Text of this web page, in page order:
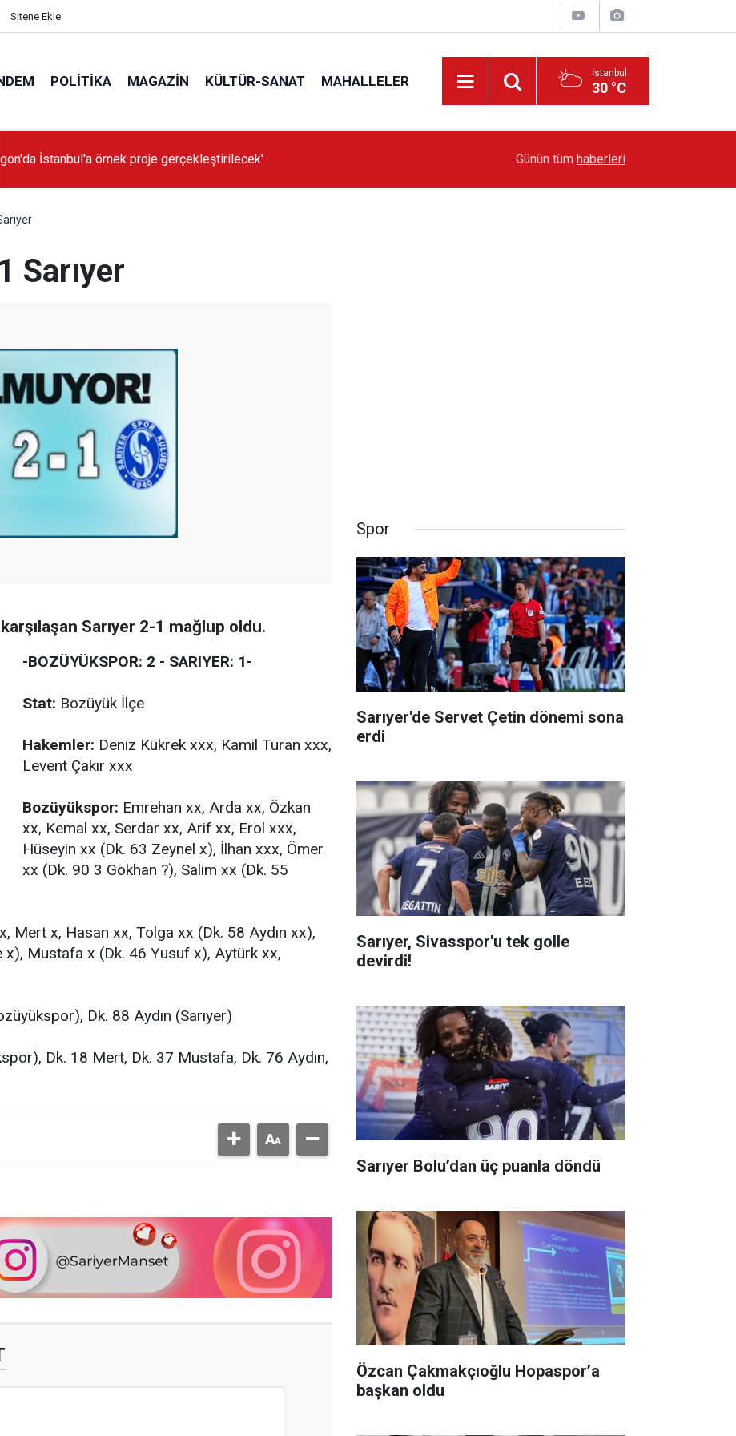
Sitene Ekle
POLITIKA MAGAZIN KÜLTÜR-SANAT MAHALLELER İstanbul
30 °C
İstanbul'a örnek proje gerçekleştirilecek' Sarıyer’de Edebiyat Rüzgârı Esecek
Günün tüm haberleri
Sarıyer
Sarıyer 2-1 mağlup oldu.
-BOZÜYÜKSPOR: 2 - SARIYER: 1-
Stat: Bozüyük İlçe
Hakemler: Deniz Kükrek xxx, Kamil Turan xxx,
Levent Çakır xxx
Bozüyükspor: Emrehan xx, Arda xx, Özkan
xx, Kemal xx, Serdar xx, Arif xx, Erol xxx,
Hüseyin xx (Dk. 63 Zeynel x), İlhan xxx, Ömer
xx (Dk. 90 3 Gökhan ?), Salim xx (Dk. 55
Mert x, Hasan xx, Tolga xx (Dk. 58 Aydın xx),
x), Mustafa x (Dk. 46 Yusuf x), Aytürk xx,
Dk. 88 Aydın (Sarıyer)
Dk. 18 Mert, Dk. 37 Mustafa, Dk. 76 Aydın,
Spor
Sarıyer'de Servet Çetin dönemi sona
erdi
Sarıyer, Sivasspor'u tek golle
devirdi!
Sarıyer Bolu’dan üç puanla döndü
Özcan Çakmakçıoğlu Hopaspor’a
başkan oldu